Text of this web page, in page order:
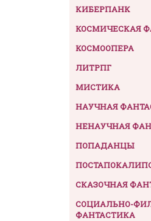
КИБЕРПАНК
КОСМИЧЕСКАЯ
КОСМООПЕРА
ЛИТРПГ
МИСТИКА
НАУЧНАЯ
НЕНАУЧНАЯ
ПОПАДАНЦЫ
СКАЗОЧНАЯ
СОЦИАЛЬНО-
ФАНТАСТИКА